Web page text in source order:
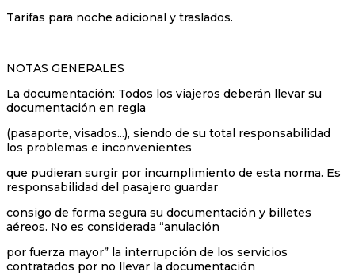
Tarifas para noche adicional y traslados.
NOTAS GENERALES
La documentación: Todos los viajeros deberán llevar su
documentación en regla
(pasaporte, visados...), siendo de su total responsabilidad
los problemas e inconvenientes
que pudieran surgir por incumplimiento de esta norma. Es
responsabilidad del pasajero guardar
consigo de forma segura su documentación y billetes
aéreos. No es considerada “anulación
por fuerza mayor” la interrupción de los servicios
contratados por no llevar la documentación